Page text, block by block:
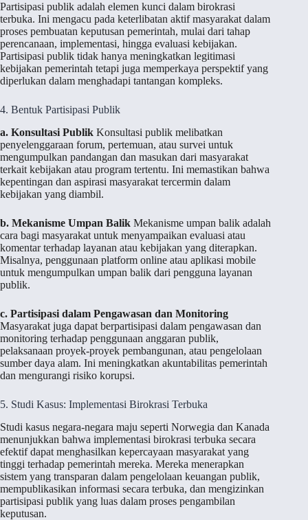
Partisipasi publik adalah elemen kunci dalam birokrasi
terbuka. Ini mengacu pada keterlibatan aktif masyarakat dalam
proses pembuatan keputusan pemerintah, mulai dari tahap
perencanaan, implementasi, hingga evaluasi kebijakan.
Partisipasi publik tidak hanya meningkatkan legitimasi
kebijakan pemerintah tetapi juga memperkaya perspektif yang
diperlukan dalam menghadapi tantangan kompleks.
4. Bentuk Partisipasi Publik
a. Konsultasi Publik Konsultasi publik melibatkan
penyelenggaraan forum, pertemuan, atau survei untuk
mengumpulkan pandangan dan masukan dari masyarakat
terkait kebijakan atau program tertentu. Ini memastikan bahwa
kepentingan dan aspirasi masyarakat tercermin dalam
kebijakan yang diambil.
b. Mekanisme Umpan Balik Mekanisme umpan balik adalah
cara bagi masyarakat untuk menyampaikan evaluasi atau
komentar terhadap layanan atau kebijakan yang diterapkan.
Misalnya, penggunaan platform online atau aplikasi mobile
untuk mengumpulkan umpan balik dari pengguna layanan
publik.
c. Partisipasi dalam Pengawasan dan Monitoring
Masyarakat juga dapat berpartisipasi dalam pengawasan dan
monitoring terhadap penggunaan anggaran publik,
pelaksanaan proyek-proyek pembangunan, atau pengelolaan
sumber daya alam. Ini meningkatkan akuntabilitas pemerintah
dan mengurangi risiko korupsi.
5. Studi Kasus: Implementasi Birokrasi Terbuka
Studi kasus negara-negara maju seperti Norwegia dan Kanada
menunjukkan bahwa implementasi birokrasi terbuka secara
efektif dapat menghasilkan kepercayaan masyarakat yang
tinggi terhadap pemerintah mereka. Mereka menerapkan
sistem yang transparan dalam pengelolaan keuangan publik,
mempublikasikan informasi secara terbuka, dan mengizinkan
partisipasi publik yang luas dalam proses pengambilan
keputusan.